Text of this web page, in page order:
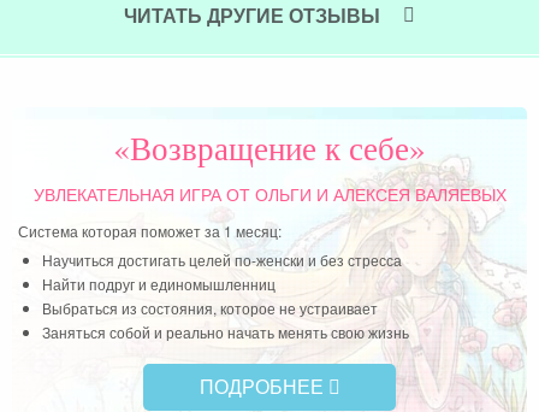
Читать далее »
ЧИТАТЬ ДРУГИЕ ОТЗЫВЫ
«Возвращение к себе»
УВЛЕКАТЕЛЬНАЯ ИГРАОТ ОЛЬГИ И АЛЕКСЕЯ ВАЛЯЕВЫХ
Система которая поможет за 1 месяц:
Научиться достигать целей по-женски и без стресса
Найти подруг и единомышленниц
Выбраться из состояния, которое не устраивает
Заняться собой и реально начать менять свою жизнь
ПОДРОБНЕЕ